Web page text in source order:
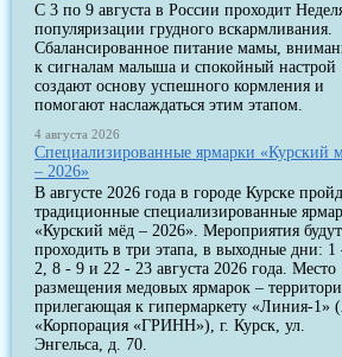
С 3 по 9 августа в России проходит
популяризации грудного вскармливания.
Сбалансированное питание мамы,
к сигналам малыша и спокойный настрой
создают основу успешного кормления и
помогают наслаждаться этим этапом.
4 августа 2026
Специализированные ярмарки «Курский
– 2026»
В августе 2026 года в городе Курске
традиционные специализированные
«Курский мёд – 2026». Мероприятия будут
проходить в три этапа, в выходные дни: 1
2, 8 - 9 и 22 - 23 августа 2026 года. Место
размещения медовых ярмарок –
прилегающая к гипермаркету «Линия-1»
«Корпорация «ГРИНН»), г. Курск, ул.
Энгельса, д. 70.